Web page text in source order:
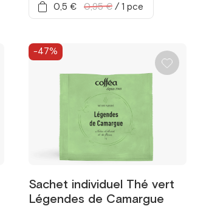
0,5 € 0,95 € /1 pce
Sachet individuel Thé vert
Légendes de Camargue
-47%